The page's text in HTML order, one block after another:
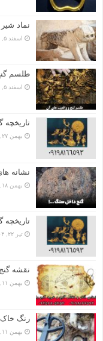
نماد
اسفند ۵, ۱۴۰۴
طلسم
اسفند ۵, ۱۴۰۴
تاریخچه
بهمن ۲۷, ۱۴۰۴
نشانه
بهمن ۱۸, ۱۴۰۴
تاریخچه
تیر ۲۲, ۱۴۰۴
نقشه
بهمن ۱۱, ۱۴۰۲
رنگ
بهمن ۱۱, ۱۴۰۲